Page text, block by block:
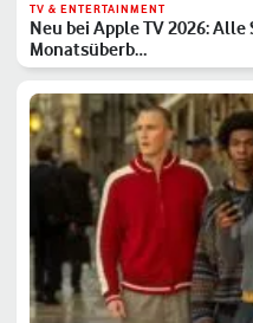
TV & ENTERTAINMENT
Neu bei Apple TV 2026:
Monatsüberb…